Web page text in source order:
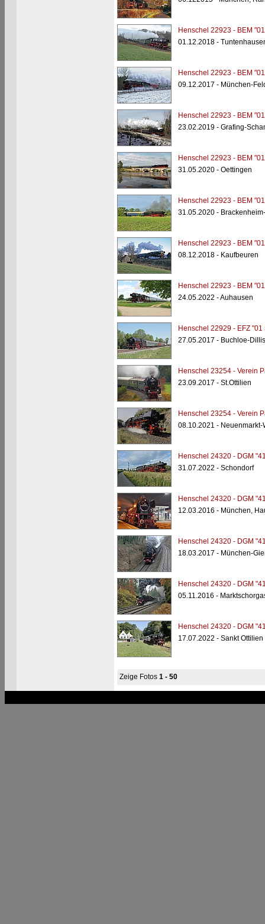
Henschel 22923 - BEM
01.12.2018 -
Henschel 22923 - BEM
09.12.2017 - München-
Henschel 22923 - BEM
23.02.2019 - Grafing-
Henschel 22923 - BEM
31.05.2020 - Oettingen
Henschel 22923 - BEM
31.05.2020 -
Henschel 22923 - BEM
08.12.2018 - Kaufbeuren
Henschel 22923 - BEM
24.05.2022 - Auhausen
Henschel 22929 - EFZ "01
27.05.2017 - Buchloe-
Henschel 23254 - Verein
23.09.2017 - St.Ottilien
Henschel 23254 - Verein
08.10.2021 - Neuenmarkt-
Henschel 24320 - DGM
31.07.2022 - Schondorf
Henschel 24320 - DGM
12.03.2016 - München,
Henschel 24320 - DGM
18.03.2017 - München-
Henschel 24320 - DGM
05.11.2016 -
Henschel 24320 - DGM
17.07.2022 - Sankt Ottilien
Zeige Fotos 1 - 50